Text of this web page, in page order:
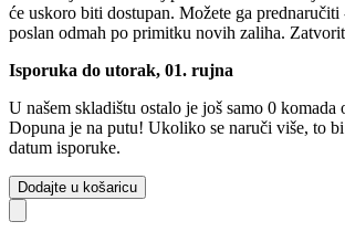
će uskoro biti dostupan. Možete ga
poslan odmah po primitku novih zaliha.
Isporuka do utorak, 01. rujna
U našem skladištu ostalo je još samo 0 komada
Dopuna je na putu! Ukoliko se naruči više, to
datum isporuke.
Dodajte u košaricu